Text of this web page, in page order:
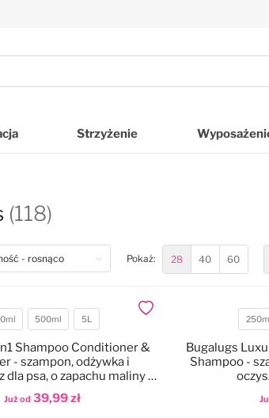
Strzyżenie
(118)
Pokaż: 28 40 60
500ml 5L
Już od 39,99 zł
Shampoo Conditioner &
- szampon, odżywka i
dla psa, o zapachu maliny z
cytryną
Dodaj do ulubionych
Bugalugs
Shampoo -